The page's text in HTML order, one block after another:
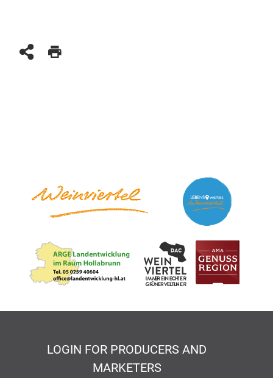
LOGIN FOR PRODUCERS AND
MARKETERS